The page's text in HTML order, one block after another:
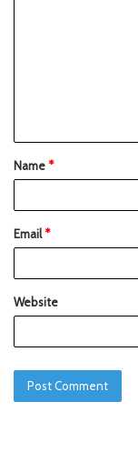
Name*
Email*
Website